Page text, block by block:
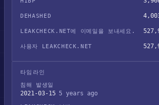
DEHASHED
LEAKCHECK.NET에 이메일을 보내세요.
사용자 LEAKCHECK.NET
타임라인
침해 발생일
2021-03-15 5 years ago